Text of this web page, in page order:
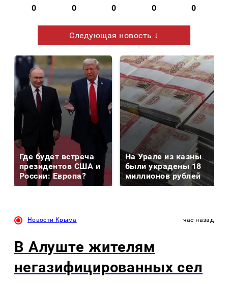
0 0 0 0 0
Следующая новость ↓
Где будет встреча
президентов США и
России: Европа?
На Урале из казны
были украдены 18
миллионов рублей
Новости Крыма час назад
В Алуште жителям
негазифицированных сел